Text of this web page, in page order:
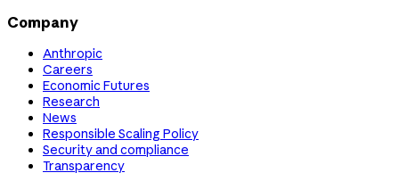
Company
Anthropic
Careers
Economic Futures
Research
News
Responsible Scaling Policy
Security and compliance
Transparency